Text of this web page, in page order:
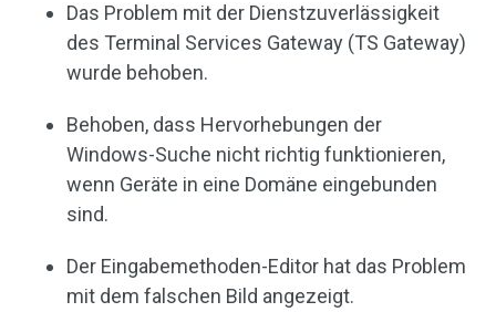
Das Problem mit der Dienstzuverlässigkeit
des Terminal Services Gateway (TS Gateway)
wurde behoben.
Behoben, dass Hervorhebungen der
Windows-Suche nicht richtig funktionieren,
wenn Geräte in eine Domäne eingebunden
sind.
Der Eingabemethoden-Editor hat das Problem
mit dem falschen Bild angezeigt.